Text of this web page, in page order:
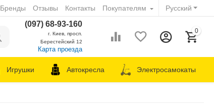
Русский
Бренды Отзывы Контакты Покупателям
(097) 68-93-160
г. Киев, просп.
Берестейский 12
Карта проезда
0
Игрушки Автокресла Электросамокаты